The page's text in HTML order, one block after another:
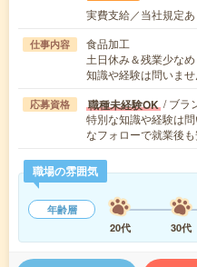
実費支給／当社規定
仕事内容
食品加工
土日休み＆残業少な
知識や経験は問いま
応募資格 職種未経験OK / ブラ
特別な知識や経験は
なフォローで就業後
職場の雰囲気
年齢層
20代
30代